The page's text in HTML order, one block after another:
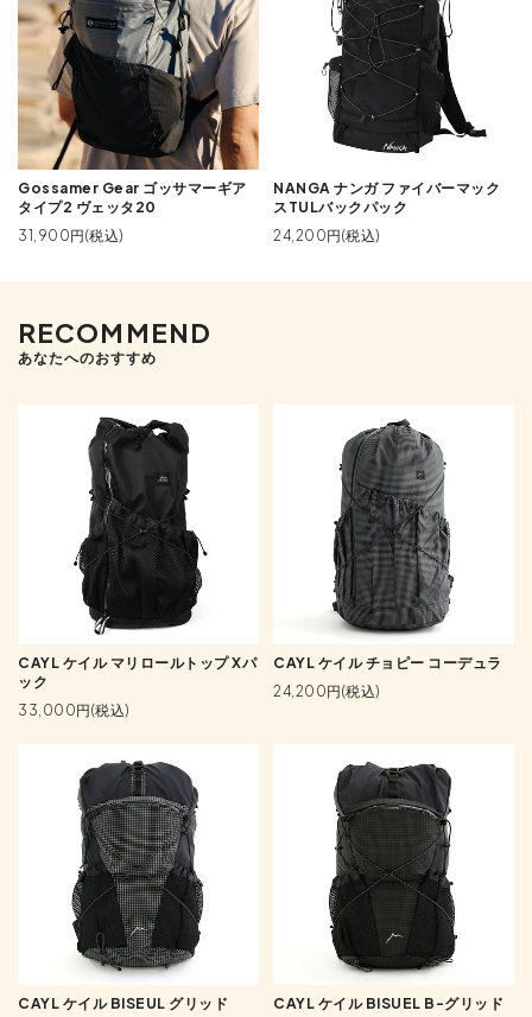
Gossamer Gear ゴッサマーギア
タイプ2 ヴェッタ20
31,900円(税込)
NANGA ナンガ ファイバーマック
スTULバックパック
24,200円(税込)
RECOMMEND
あなたへのおすすめ
CAYL ケイル マリロールトップ Xパ
ック
33,000円(税込)
CAYL ケイル チョピー コーデュラ
24,200円(税込)
CAYL ケイル BISEUL グリッド
CAYL ケイル BISUEL B-グリッド